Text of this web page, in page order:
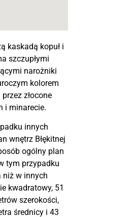
kaskadą kopuł i
szczupłymi
narożniki
kolorem
złocone
i minarecie.
innych
wnętrz Błękitnej
ogólny plan
tym przypadku
niż w innych
kwadratowy, 51
szerokości,
średnicy i 43